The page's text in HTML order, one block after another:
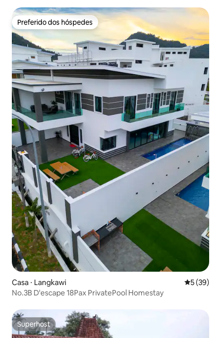
Preferido dos hóspedes
Preferido dos hóspedes
Casa ⋅ Langkawi 5 de uma
5 (39)
No.3B D'escape 18Pax PrivatePool Homestay
Superhost
Superhost